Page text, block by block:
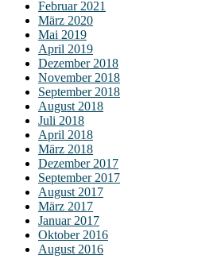
Februar 2021
März 2020
Mai 2019
April 2019
Dezember 2018
November 2018
September 2018
August 2018
Juli 2018
April 2018
März 2018
Dezember 2017
September 2017
August 2017
März 2017
Januar 2017
Oktober 2016
August 2016